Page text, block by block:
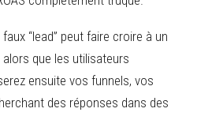
“lead” peut faire croire à un
que les utilisateurs
ensuite vos funnels, vos
des réponses dans des